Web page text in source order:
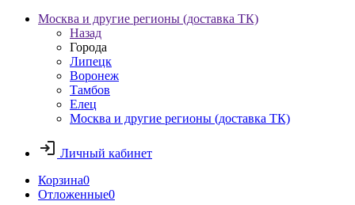
Москва и другие регионы (доставка ТК)
Назад
Города
Липецк
Воронеж
Тамбов
Елец
Москва и другие регионы (доставка ТК)
Личный кабинет
Корзина0
Отложенные0